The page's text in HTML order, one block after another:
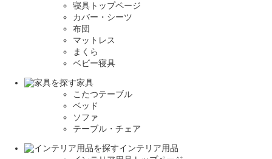
寝具トップページ
カバー・シーツ
布団
マットレス
まくら
ベビー寝具
家具
こたつテーブル
ベッド
ソファ
テーブル・チェア
インテリア用品